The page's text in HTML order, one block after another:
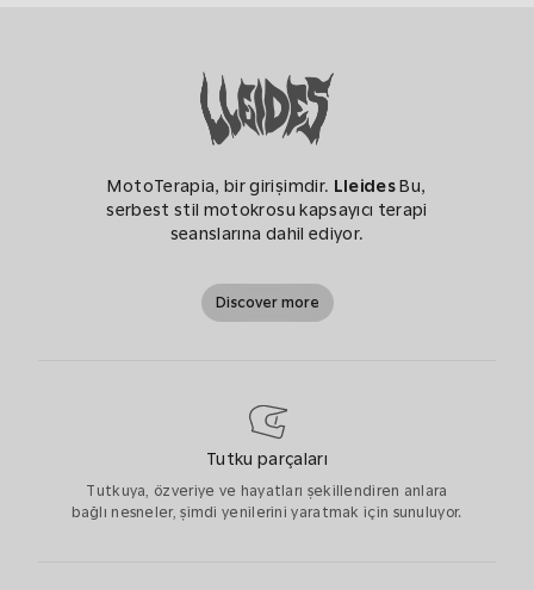
MotoTerapia, bir girişimdir. LleidesBu,
serbest stil motokrosu kapsayıcı terapi
seanslarına dahil ediyor.
Discover more
Tutku parçaları
Tutkuya, özveriye ve hayatları şekillendiren anlara
bağlı nesneler, şimdi yenilerini yaratmak için sunuluyor.